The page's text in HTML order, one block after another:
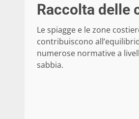
Raccolta delle
Le spiagge e le zone
contribuiscono
numerose normative a
sabbia.